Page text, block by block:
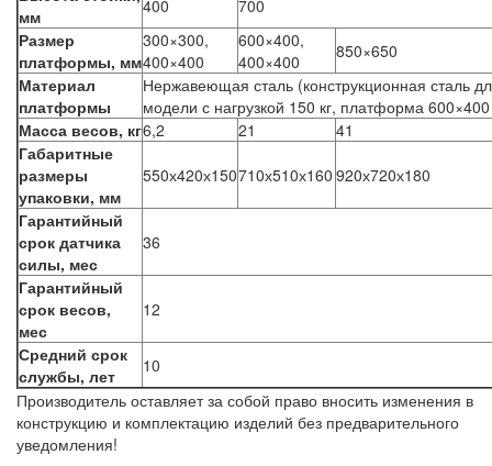
мм
400
700
Размер
платформы, мм
300×300,
400×400
600×400,
400×400
850×650
Материал
платформы
Нержавеющая сталь (конструкционная сталь
модели с нагрузкой 150 кг, платформа
Масса весов, кг6,2 21
41
Габаритные
размеры
упаковки, мм
550х420х150710х510х160 920х720х180
Гарантийный
срок датчика
силы, мес
36
Гарантийный
срок весов,
мес
12
Средний срок
службы, лет
10
Производитель оставляет за собой право вносить изменения в
конструкцию и комплектацию изделий без предварительного
уведомления!